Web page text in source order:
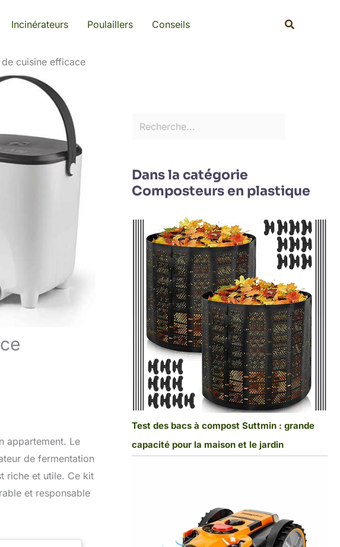
Incinérateurs Poulaillers Conseils
cuisine efficace
appartement. Le
de fermentation
riche et utile. Ce kit
et responsable
Dans la catégorie
Composteurs en plastique
Test des bacs à compost Suttmin : grande
capacité pour la maison et le jardin